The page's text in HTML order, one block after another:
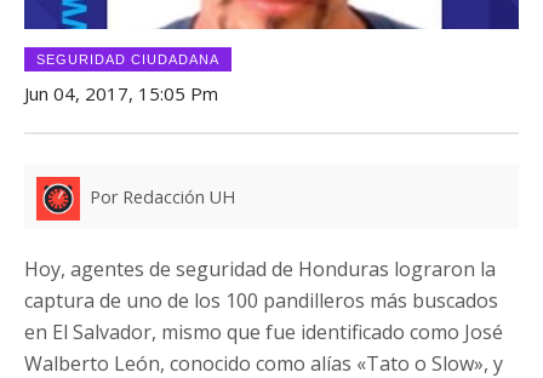
SEGURIDAD CIUDADANA
Jun 04, 2017, 15:05 Pm
Por Redacción UH
Hoy, agentes de seguridad de Honduras lograron la
captura de uno de los 100 pandilleros más buscados
en El Salvador, mismo que fue identificado como José
Walberto León, conocido como alías «Tato o Slow», y